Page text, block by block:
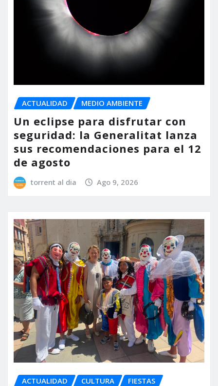
ACTUALIDAD MEDIO AMBIENTE
Un eclipse para disfrutar con
seguridad: la Generalitat lanza
sus recomendaciones para el 12
de agosto
torrent al dia Ago 9, 2026
ACTUALIDAD CULTURA FIESTAS